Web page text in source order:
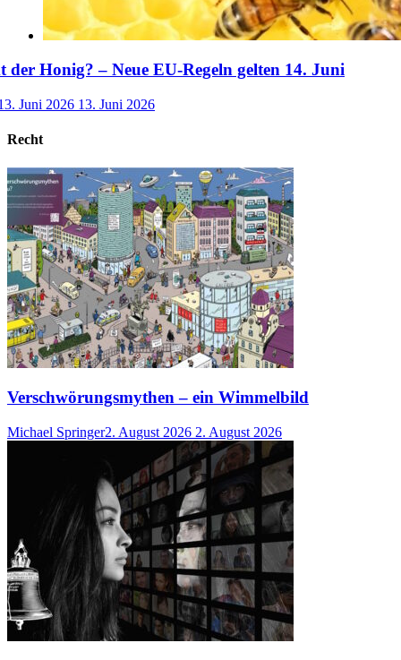
der Honig? – Neue EU-Regeln gelten 14. Juni
Juni 2026 13. Juni 2026
Recht
Verschwörungsmythen – ein Wimmelbild
Michael Springer2. August 2026 2. August 2026